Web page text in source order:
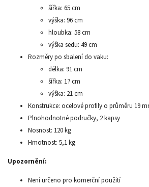
šířka: 65 cm
výška: 96 cm
hloubka: 58 cm
výška sedu: 49 cm
Rozměry po sbalení do vaku:
délka: 91 cm
šířka: 17 cm
výška: 21 cm
Konstrukce: ocelové profily o průměru 19
Plnohodnotné područky, 2 kapsy
Nosnost: 120 kg
Hmotnost: 5,1 kg
Upozornění:
Není určeno pro komerční použití